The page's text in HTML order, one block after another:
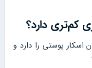
کم‌تری دارد؟
اسکار پوستی را دارد و